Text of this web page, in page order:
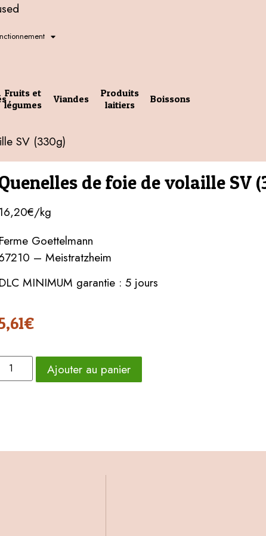
Fruits et
légumes
Viandes
Produits
laitiers
Boissons
SV (330g)
de foie de volaille SV
16,20€/kg
Ferme Goettelmann
– Meistratzheim
DLC MINIMUM garantie : 5 jours
€
Ajouter au panier